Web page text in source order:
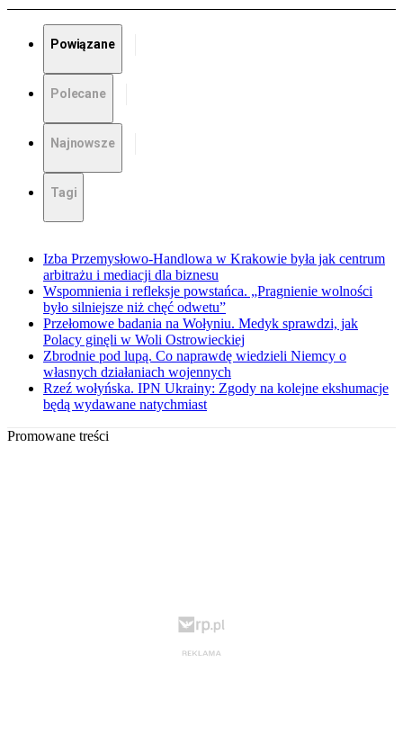
Powiązane
Polecane
Najnowsze
Tagi
Izba Przemysłowo-Handlowa w Krakowie była jak centrum
arbitrażu i mediacji dla biznesu
Wspomnienia i refleksje powstańca. „Pragnienie wolności
było silniejsze niż chęć odwetu”
Przełomowe badania na Wołyniu. Medyk sprawdzi, jak
Polacy ginęli w Woli Ostrowieckiej
Zbrodnie pod lupą. Co naprawdę wiedzieli Niemcy o
własnych działaniach wojennych
Rzeź wołyńska. IPN Ukrainy: Zgody na kolejne ekshumacje
będą wydawane natychmiast
Promowane treści